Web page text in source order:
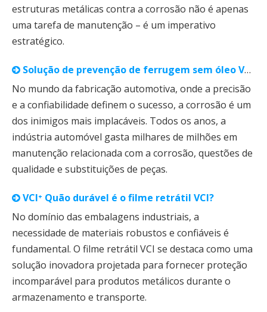
estruturas metálicas contra a corrosão não é apenas
uma tarefa de manutenção – é um imperativo
estratégico.
Solução de prevenção de ferrugem sem óleo VCI + | Casos de prevenção de ferrugem para quatro peças automotivas principais
No mundo da fabricação automotiva, onde a precisão
e a confiabilidade definem o sucesso, a corrosão é um
dos inimigos mais implacáveis. Todos os anos, a
indústria automóvel gasta milhares de milhões em
manutenção relacionada com a corrosão, questões de
qualidade e substituições de peças.
VCI⁺ Quão durável é o filme retrátil VCI?
No domínio das embalagens industriais, a
necessidade de materiais robustos e confiáveis ​​é
fundamental. O filme retrátil VCI se destaca como uma
solução inovadora projetada para fornecer proteção
incomparável para produtos metálicos durante o
armazenamento e transporte.